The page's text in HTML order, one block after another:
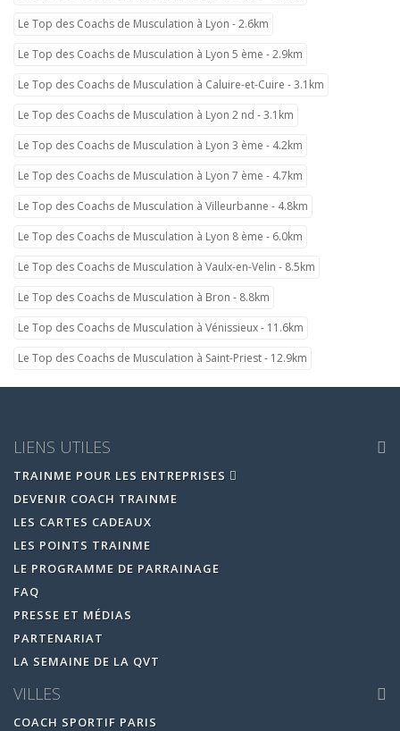
Le Top des Coachs de Musculation à Lyon - 2.6km
Le Top des Coachs de Musculation à Lyon 5 ème - 2.9km
Le Top des Coachs de Musculation à Caluire-et-Cuire - 3.1km
Le Top des Coachs de Musculation à Lyon 2 nd - 3.1km
Le Top des Coachs de Musculation à Lyon 3 ème - 4.2km
Le Top des Coachs de Musculation à Lyon 7 ème - 4.7km
Le Top des Coachs de Musculation à Villeurbanne - 4.8km
Le Top des Coachs de Musculation à Lyon 8 ème - 6.0km
Le Top des Coachs de Musculation à Vaulx-en-Velin - 8.5km
Le Top des Coachs de Musculation à Bron - 8.8km
Le Top des Coachs de Musculation à Vénissieux - 11.6km
Le Top des Coachs de Musculation à Saint-Priest - 12.9km
LIENS UTILES
TRAINME POUR LES ENTREPRISES
DEVENIR COACH TRAINME
LES CARTES CADEAUX
LES POINTS TRAINME
LE PROGRAMME DE PARRAINAGE
FAQ
PRESSE ET MÉDIAS
PARTENARIAT
LA SEMAINE DE LA QVT
VILLES
COACH SPORTIF PARIS